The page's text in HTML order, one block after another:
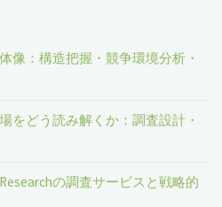
像：構造把握・競争環境分析・
をどう読み解くか：調査設計・
の調査サービスと戦略的